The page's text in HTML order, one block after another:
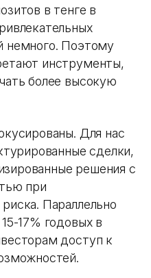
в тенге в
немного. Поэтому
инструменты,
более высокую
Для нас
сделки,
решения с
при
Параллельно
17% годовых в
доступ к